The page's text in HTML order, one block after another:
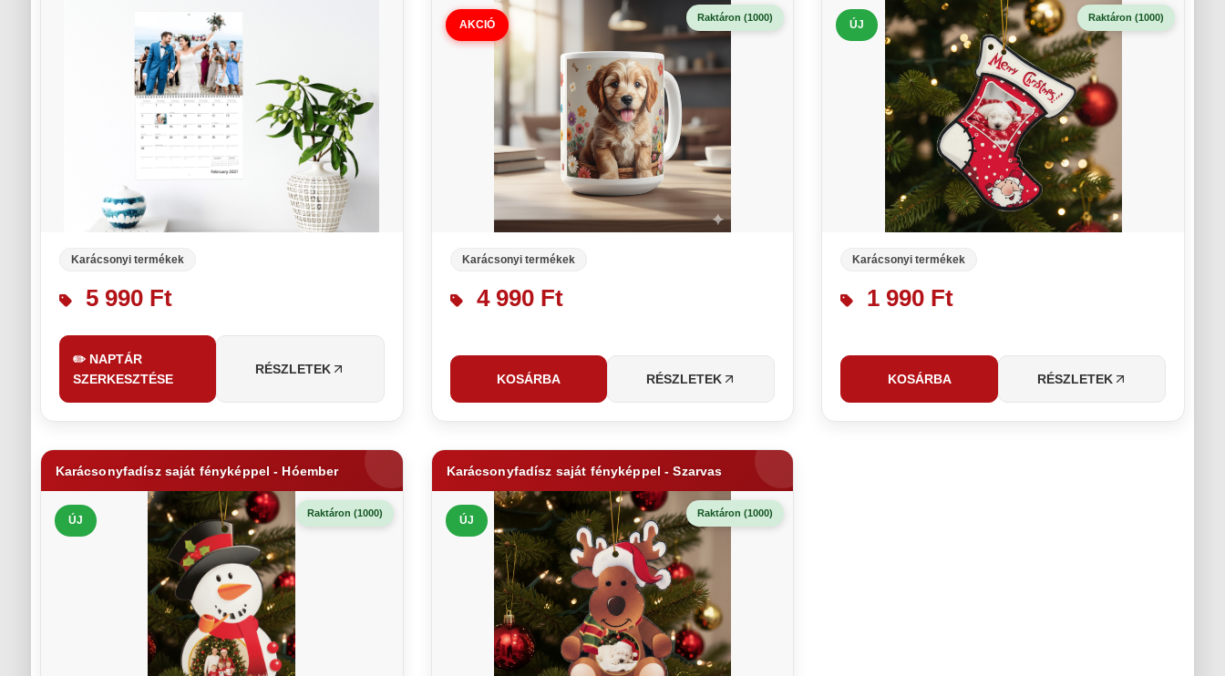
Karácsonyi termékek
5 990 Ft
✏️ NAPTÁR
SZERKESZTÉSE
RÉSZLETEK
AKCIÓ
Raktáron (1000)
Karácsonyi termékek
4 990 Ft
KOSÁRBA RÉSZLETEK
ÚJ
Raktáron (1000)
Karácsonyi termékek
1 990 Ft
KOSÁRBA RÉSZLETEK
Karácsonyfadísz saját fényképpel - Hóember
ÚJ
Raktáron (1000)
Karácsonyfadísz saját fényképpel - Szarvas
ÚJ
Raktáron (1000)